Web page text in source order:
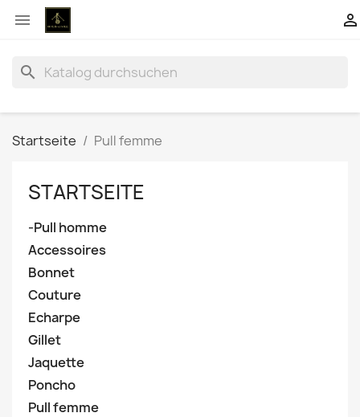
 
search
Startseite Pull femme
STARTSEITE
-Pull homme
Accessoires
Bonnet
Couture
Echarpe
Gillet
Jaquette
Poncho
Pull femme